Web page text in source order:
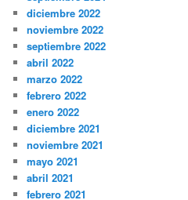
diciembre 2022
noviembre 2022
septiembre 2022
abril 2022
marzo 2022
febrero 2022
enero 2022
diciembre 2021
noviembre 2021
mayo 2021
abril 2021
febrero 2021